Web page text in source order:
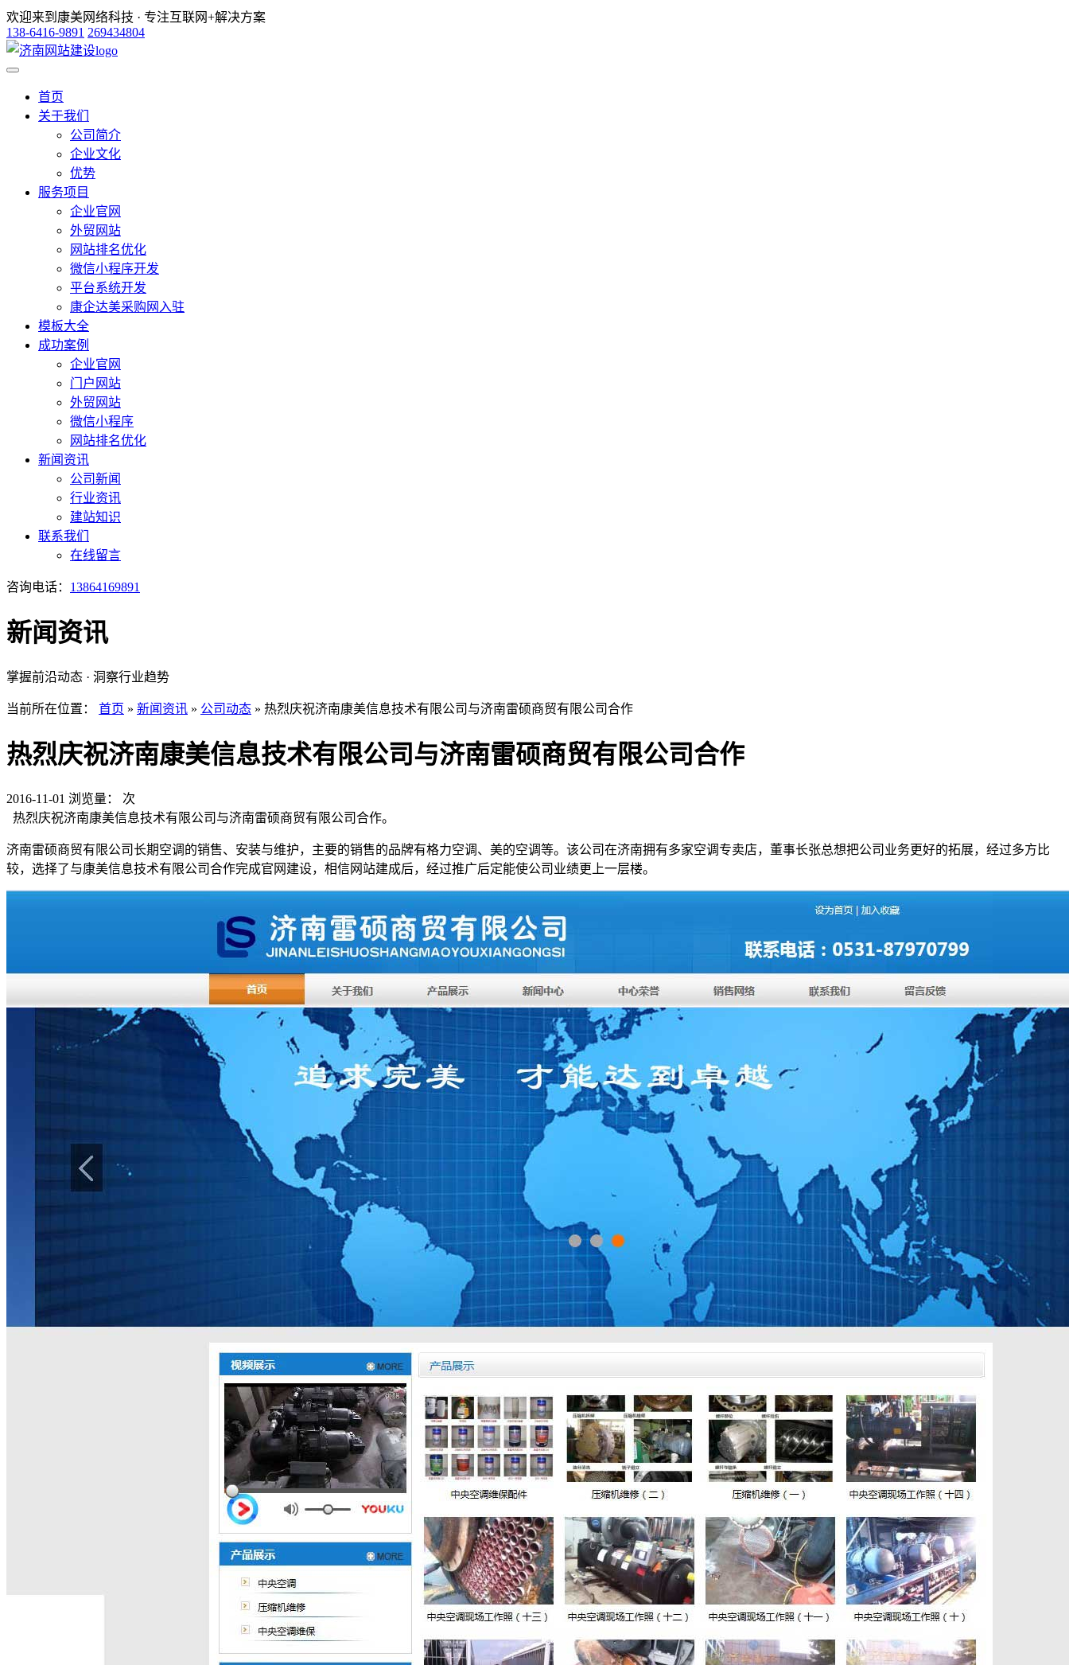
欢迎来到康美网络科技 · 专注互联网+解决方案
138-6416-9891 269434804
首页
关于我们
公司简介
企业文化
优势
服务项目
企业官网
外贸网站
网站排名优化
微信小程序开发
平台系统开发
康企达美采购网入驻
模板大全
成功案例
企业官网
门户网站
外贸网站
微信小程序
网站排名优化
新闻资讯
公司新闻
行业资讯
建站知识
联系我们
在线留言
咨询电话： 13864169891
新闻资讯
掌握前沿动态 · 洞察行业趋势
当前所在位置： 首页 » 新闻资讯 » 公司动态 » 热烈庆祝济南康美信息技术有限公司与济南雷硕商贸有限公司合作
热烈庆祝济南康美信息技术有限公司与济南雷硕商贸有限公司合作
2016-11-01 浏览量：
次
热烈庆祝济南康美信息技术有限公司与济南雷硕商贸有限公司合作。
济南雷硕商贸有限公司长期空调的销售、安装与维护，主要的销售的品牌有格力空调、美的空调等。该公司在济南拥有多家空调专卖店，董事长张总想把公司业务更好的拓展，经过多方比
较，选择了与康美信息技术有限公司合作完成官网建设，相信网站建成后，经过推广后定能使公司业绩更上一层楼。